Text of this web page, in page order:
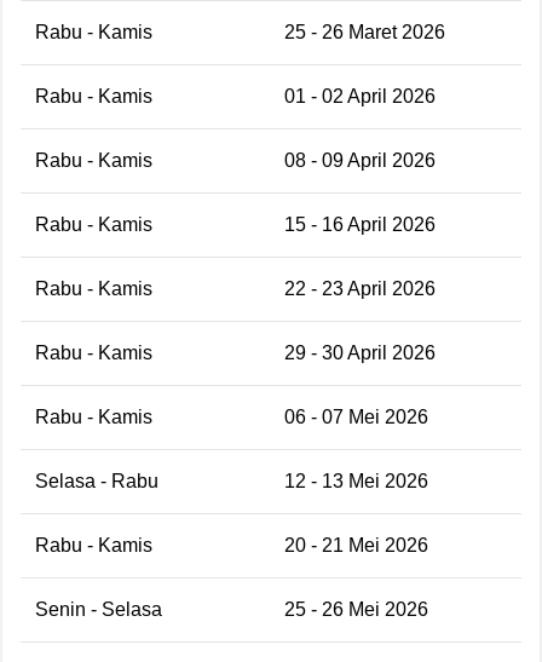
Rabu - Kamis 25 - 26 Maret 2026
Rabu - Kamis 01 - 02 April 2026
Rabu - Kamis 08 - 09 April 2026
Rabu - Kamis 15 - 16 April 2026
Rabu - Kamis 22 - 23 April 2026
Rabu - Kamis 29 - 30 April 2026
Rabu - Kamis 06 - 07 Mei 2026
Selasa - Rabu 12 - 13 Mei 2026
Rabu - Kamis 20 - 21 Mei 2026
Senin - Selasa 25 - 26 Mei 2026